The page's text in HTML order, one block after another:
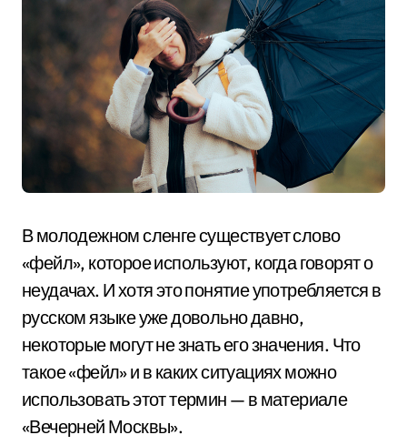
В молодежном сленге существует слово
«фейл», которое используют, когда говорят о
неудачах. И хотя это понятие употребляется в
русском языке уже довольно давно,
некоторые могут не знать его значения. Что
такое «фейл» и в каких ситуациях можно
использовать этот термин — в материале
«Вечерней Москвы».